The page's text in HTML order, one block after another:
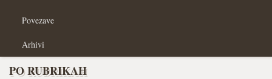
Povezave
Arhivi
PO RUBRIKAH